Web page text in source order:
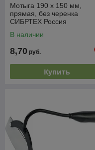
Мотыга 190 х 150 мм,
прямая, без черенка
СИБРТЕХ Россия
В наличии
8,70 руб.
Купить